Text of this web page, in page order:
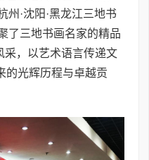
州·沈阳·黑龙江三地书
了三地书画名家的精品
采，以艺术语言传递文
的光辉历程与卓越贡